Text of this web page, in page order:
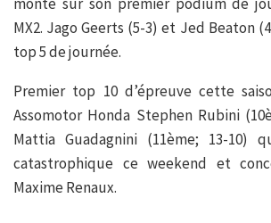
MX2. Jago Geerts (5-3) et Jed Beaton
top 5 de journée.
Premier top 10 d’épreuve cette
Assomotor Honda Stephen Rubini
Mattia Guadagnini (11ème; 13-10)
catastrophique ce weekend et
Maxime Renaux.